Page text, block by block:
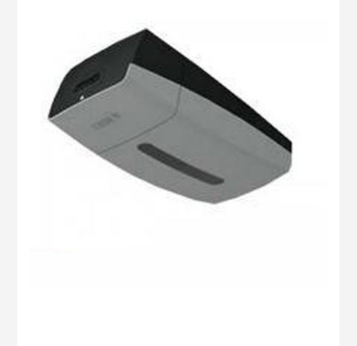
cod dinamic (rollling) albastru deschis
COD: 806TS-0270
Cablu antena L=5m COD: 001TOP-RG58